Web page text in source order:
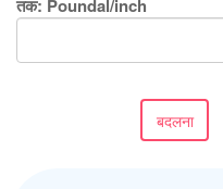
तक: Poundal/inch